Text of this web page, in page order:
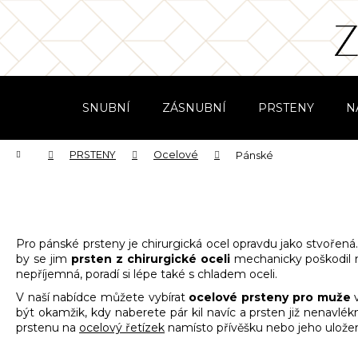
Přejít
obsah
SNUBNÍ ZÁSNUBNÍ PRSTENY
Domů PRSTENY Ocelové Pánské
Pro pánské prsteny je chirurgická ocel opravdu jako
by se jim prsten z chirurgické ocelimechanicky poškodil
nepříjemná, poradí si lépe také s chladem oceli.
V naší nabídce můžete vybírat ocelové prsteny pro muže
být okamžik, kdy naberete pár kil navíc a prsten již
prstenu na ocelový řetízek namísto přívěšku nebo jeho
K
o
š
í
Zpět
Zpět